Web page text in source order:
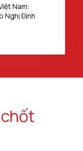
Nam:
Nghị Định